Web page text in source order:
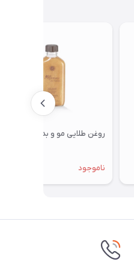
روغن طلایی مو و بدن ایوروشه
ناموجود